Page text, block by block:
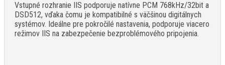
Vstupné rozhranie IIS podporuje natívne PCM 768kHz/32bit a
DSD512, vďaka čomu je kompatibilné s väčšinou digitálnych
systémov. Ideálne pre pokročilé nastavenia, podporuje viacero
režimov IIS na zabezpečenie bezproblémového pripojenia.